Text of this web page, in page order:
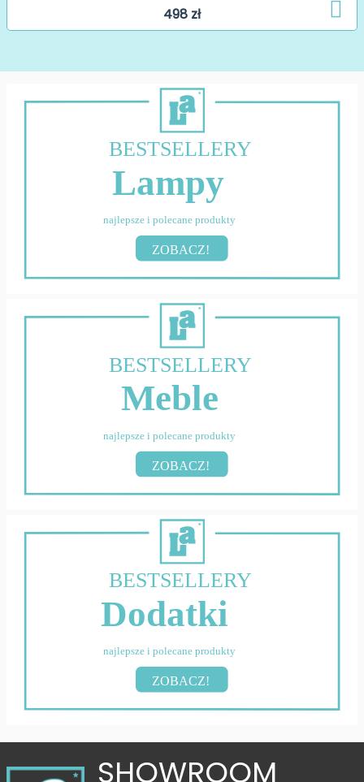
498 zł
BESTSELLERY
Lampy
najlepsze i polecane produkty
ZOBACZ!
BESTSELLERY
Meble
najlepsze i polecane produkty
ZOBACZ!
BESTSELLERY
Dodatki
najlepsze i polecane produkty
ZOBACZ!
SHOWROOM